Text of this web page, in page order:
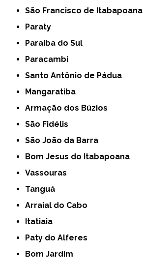
São Francisco de Itabapoana
Paraty
Paraíba do Sul
Paracambi
Santo Antônio de Pádua
Mangaratiba
Armação dos Búzios
São Fidélis
São João da Barra
Bom Jesus do Itabapoana
Vassouras
Tanguá
Arraial do Cabo
Itatiaia
Paty do Alferes
Bom Jardim